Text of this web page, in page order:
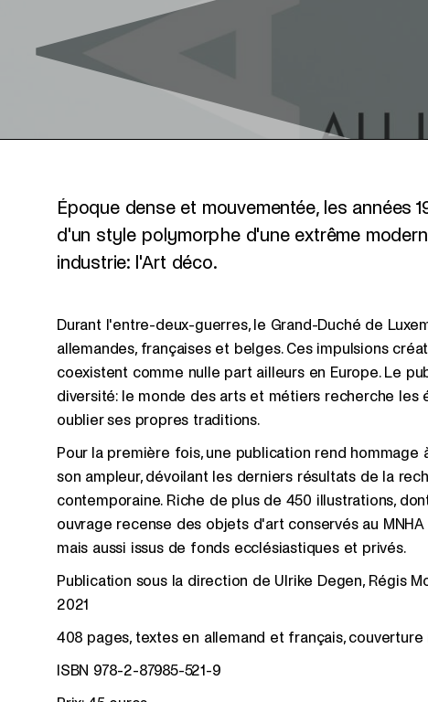
Époque dense et mouvementée, les années
d'un style polymorphe d'une extrême
industrie: l'Art déco.
Durant l'entre-deux-guerres, le Grand-Duché de
allemandes, françaises et belges. Ces impulsions
coexistent comme nulle part ailleurs en Europe. Le
diversité: le monde des arts et métiers recherche les
oublier ses propres traditions.
Pour la première fois, une publication rend
son ampleur, dévoilant les derniers résultats de la
contemporaine. Riche de plus de 450 illustrations,
ouvrage recense des objets d'art conservés au
mais aussi issus de fonds ecclésiastiques et privés.
Publication sous la direction de Ulrike Degen, Régis
2021
408 pages, textes en allemand et français, couverture
ISBN 978-2-87985-521-9